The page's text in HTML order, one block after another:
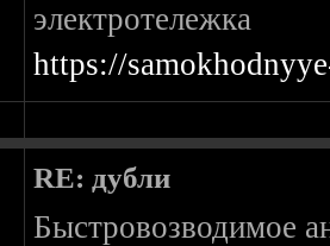
электротележка
https://
RE: дубли
Быстровозводимое